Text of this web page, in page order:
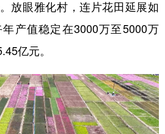
福建 江西
湖北 湖南
云南 西藏
青海 宁夏
放眼雅化村，连片花田延展如
产值稳定在3000万至5000万
亿元。